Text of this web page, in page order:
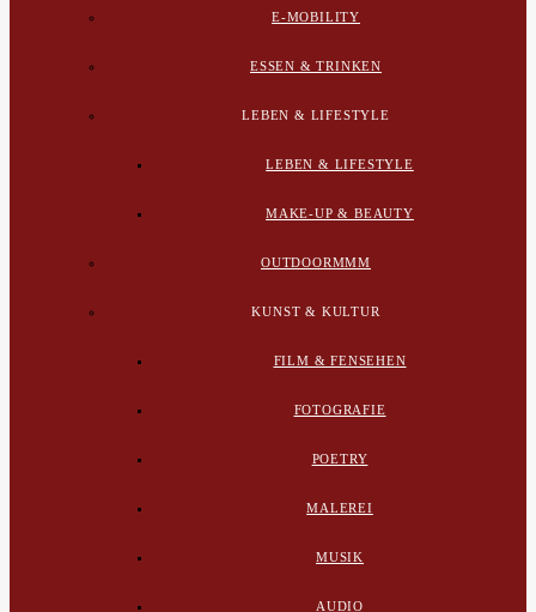
E-MOBILITY
ESSEN & TRINKEN
LEBEN & LIFESTYLE
LEBEN & LIFESTYLE
MAKE-UP & BEAUTY
OUTDOORMMM
KUNST & KULTUR
FILM & FENSEHEN
FOTOGRAFIE
POETRY
MALEREI
MUSIK
AUDIO